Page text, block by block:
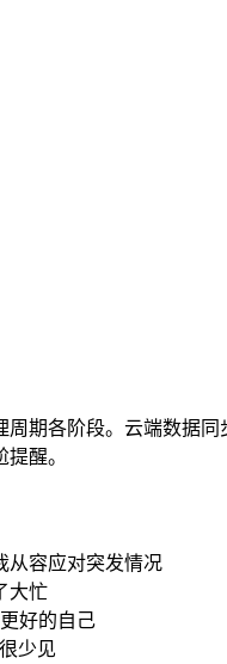
期各阶段。云端数据
醒。
从容应对突发情况
大忙
好的自己
少见